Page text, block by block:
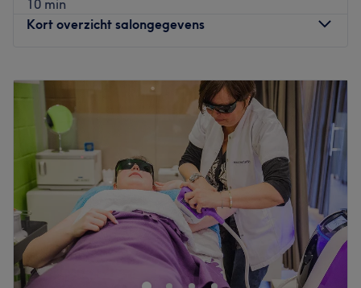
10 min
Kort overzicht salongegevens
Dinsdag
09:00 –
18:00
Woensdag
Gesloten
Donderdag
09:00 –21:00
Vrijdag
09:00
18:00
Zaterdag
09:00 –18:00
Zondag
Gesloten
Zenitude est un centre de bien être thérapeutique situé à
la Rue Emile Vandervelde à Moignelée.
Découvrez un espace à la fois apaisant et zen qui vous